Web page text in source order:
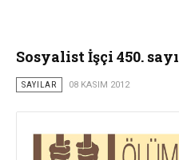
Sosyalist İşçi 450. sayı
SAYILAR 08 KASIM 2012